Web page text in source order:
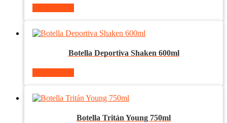
Botella Deportiva Shaken 600ml
Botella Tritán Young 750ml